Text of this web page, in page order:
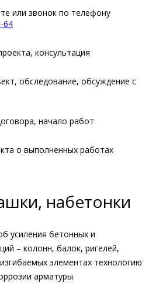
или звонок по телефону
64
консультация
обследование, обсуждение с
начало работ
о выполненных работах
набетонки
усиления бетонных и
– колонн, балок, ригелей,
элементах технологию
арматуры.